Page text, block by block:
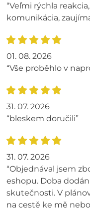
“Veľmi rýchla
komunikácia,
01. 08. 2026
“Vše proběhlo v
31. 07. 2026
“bleskem doručili”
31. 07. 2026
“Objednával jsem
eshopu. Doba
skutečnosti. V
na cestě ke mě